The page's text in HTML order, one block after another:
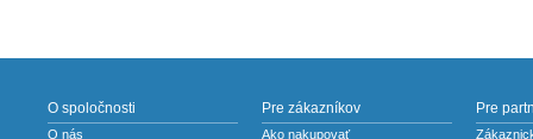
O spoločnosti
O nás
Pre zákazníkov
Ako nakupovať
Pre